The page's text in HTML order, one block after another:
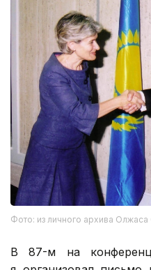
Фото: из личного архива
В 87-м на